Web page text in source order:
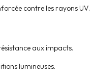
contre les rayons UV.
aux impacts.
lumineuses.